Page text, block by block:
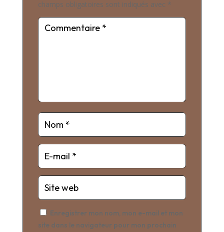
champs obligatoires sont indiqués avec *
Enregistrer mon nom, mon e-mail et mon
site dans le navigateur pour mon prochain